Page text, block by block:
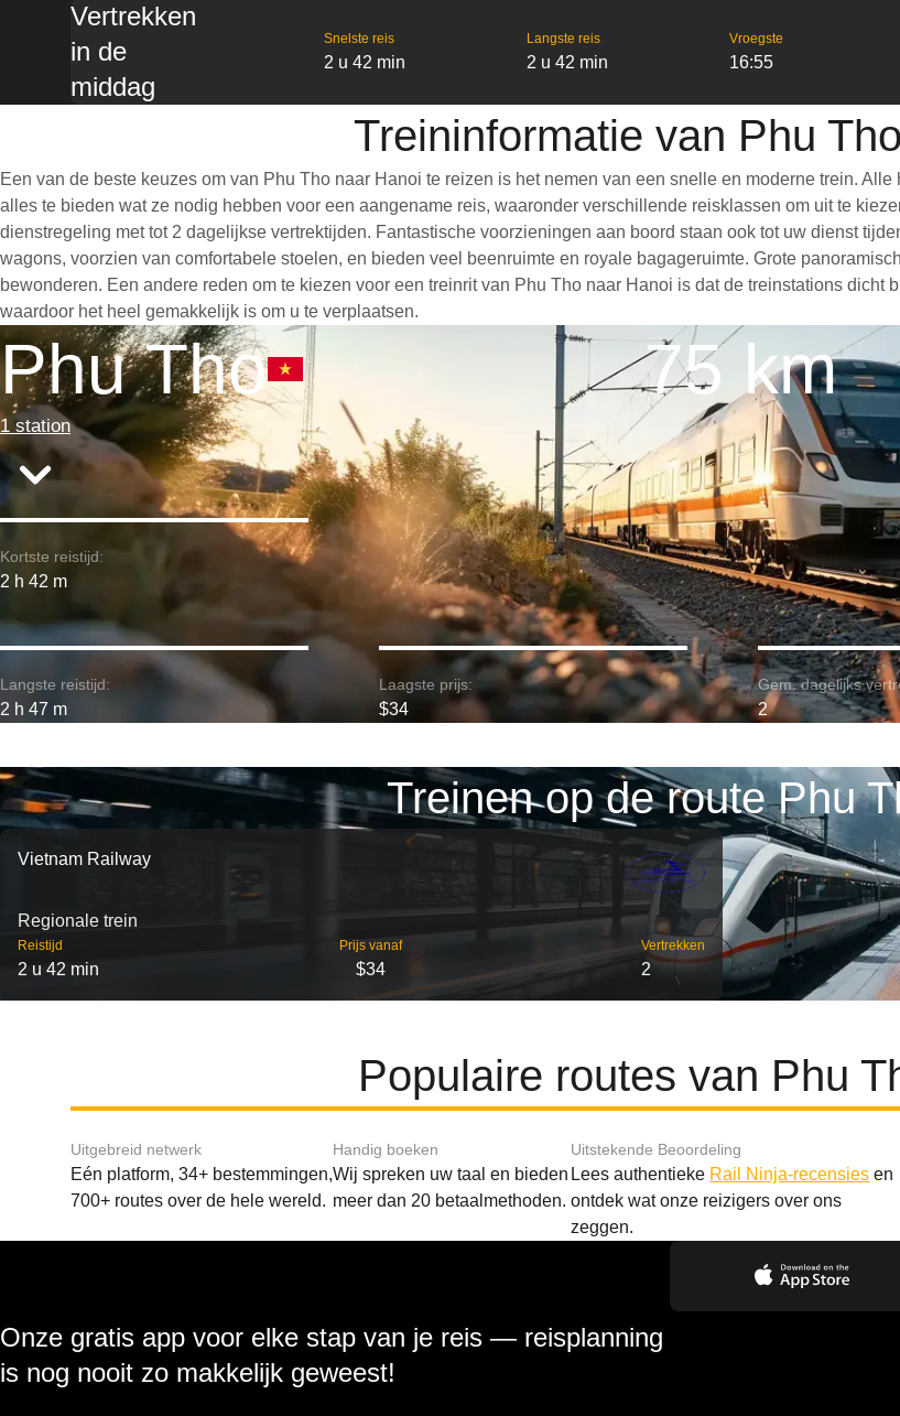
Vertrekken
in de
middag
Snelste reis
2 u 42 min
Langste reis
2 u 42 min
Vroegste
16:55
Treininformatie van Phu
Een van de beste keuzes om van Phu Tho naar Hanoi te reizen is het nemen van een snelle en moderne trein.
alles te bieden wat ze nodig hebben voor een aangename reis, waaronder verschillende reisklassen om uit te
dienstregeling met tot 2 dagelijkse vertrektijden. Fantastische voorzieningen aan boord staan ook tot uw dienst
wagons, voorzien van comfortabele stoelen, en bieden veel beenruimte en royale bagageruimte. Grote
bewonderen. Een andere reden om te kiezen voor een treinrit van Phu Tho naar Hanoi is dat de treinstations
waardoor het heel gemakkelijk is om u te verplaatsen.
Phu Tho
1 station
75 km
Kortste reistijd:
2 h 42 m
Langste reistijd:
2 h 47 m
Laagste prijs:
$34
Gem. dagelijks
2
Treinen op de route Phu
Vietnam Railway
Regionale trein
Reistijd
2 u 42 min
Prijs vanaf
$34
Vertrekken
2
Populaire routes van Phu
Uitgebreid netwerk
Eén platform, 34+ bestemmingen,
700+ routes over de hele wereld.
Handig boeken
Wij spreken uw taal en bieden
meer dan 20 betaalmethoden.
Uitstekende Beoordeling
Lees authentieke Rail Ninja-recensies en
ontdek wat onze reizigers over ons
zeggen.
Onze gratis app voor elke stap van je reis — reisplanning
is nog nooit zo makkelijk geweest!